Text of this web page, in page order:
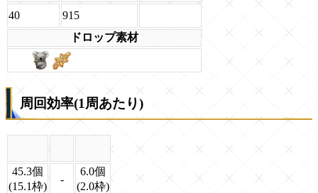
40
915
ドロップ素材
周回効率(1周あたり)
45.3個
(15.1枠)
-
6.0個
(2.0枠)